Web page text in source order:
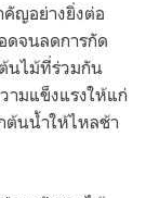
ญอย่างยิ่งต่อ
ดจนลดการกัด
ต้นไม้ที่ร่วมกัน
ามแข็งแรงให้แก่
ต้นน้ำให้ไหลช้า